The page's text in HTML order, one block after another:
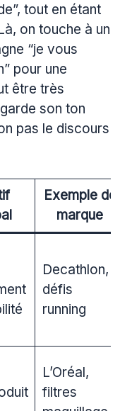
tout en étant
on touche à un
“je vous
pour une
être très
son ton
pas le discours
Exemple de
marque
Decathlon,
défis
running
L’Oréal,
filtres